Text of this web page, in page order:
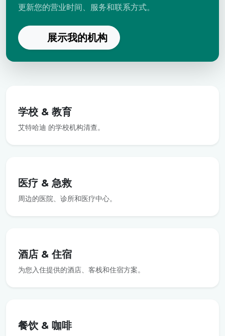
更新您的营业时间、服务和联系方式。
展示我的机构
学校 & 教育
艾特哈迪 的学校机构清查。
医疗 & 急救
周边的医院、诊所和医疗中心。
酒店 & 住宿
为您入住提供的酒店、客栈和住宿方案。
餐饮 & 咖啡